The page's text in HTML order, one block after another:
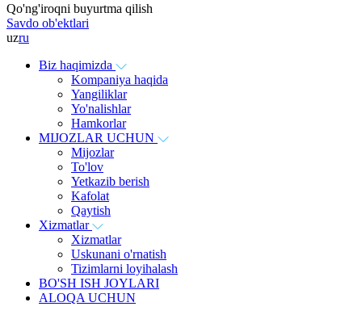
Qo'ng'iroqni buyurtma qilish
Savdo ob'ektlari
uzru
Biz haqimizda
Kompaniya haqida
Yangiliklar
Yo'nalishlar
Hamkorlar
MIJOZLAR UCHUN
Mijozlar
To'lov
Yetkazib berish
Kafolat
Qaytish
Xizmatlar
Xizmatlar
Uskunani o'rnatish
Tizimlarni loyihalash
BO'SH ISH JOYLARI
ALOQA UCHUN